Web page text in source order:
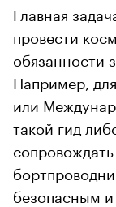
Главная
провести
обязанности
Например,
или
такой гид
безопасным